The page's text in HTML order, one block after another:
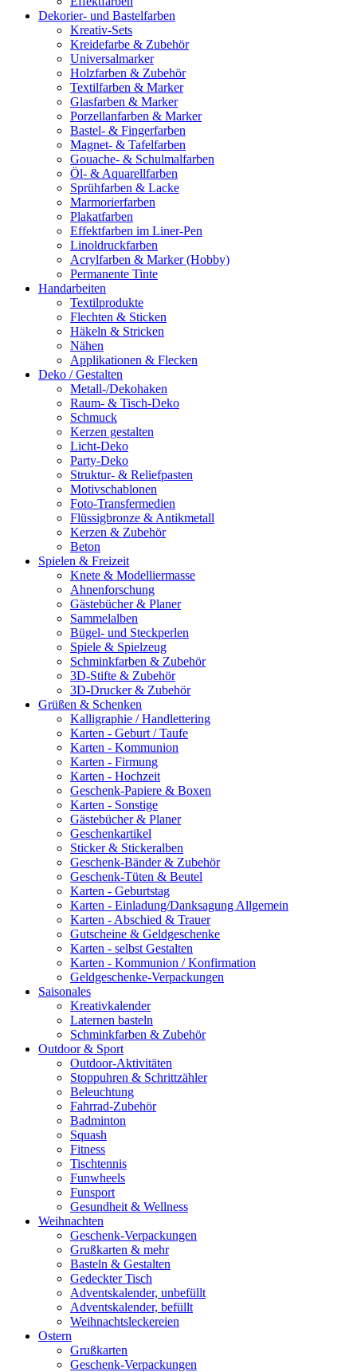
Dekorier- und Bastelfarben
Kreativ-Sets
Kreidefarbe & Zubehör
Universalmarker
Holzfarben & Zubehör
Textilfarben & Marker
Glasfarben & Marker
Porzellanfarben & Marker
Bastel- & Fingerfarben
Magnet- & Tafelfarben
Gouache- & Schulmalfarben
Öl- & Aquarellfarben
Sprühfarben & Lacke
Marmorierfarben
Plakatfarben
Effektfarben im Liner-Pen
Linoldruckfarben
Acrylfarben & Marker (Hobby)
Permanente Tinte
Handarbeiten
Textilprodukte
Flechten & Sticken
Häkeln & Stricken
Nähen
Applikationen & Flecken
Deko / Gestalten
Metall-/Dekohaken
Raum- & Tisch-Deko
Schmuck
Kerzen gestalten
Licht-Deko
Party-Deko
Struktur- & Reliefpasten
Motivschablonen
Foto-Transfermedien
Flüssigbronze & Antikmetall
Kerzen & Zubehör
Beton
Spielen & Freizeit
Knete & Modelliermasse
Ahnenforschung
Gästebücher & Planer
Sammelalben
Bügel- und Steckperlen
Spiele & Spielzeug
Schminkfarben & Zubehör
3D-Stifte & Zubehör
3D-Drucker & Zubehör
Grüßen & Schenken
Kalligraphie / Handlettering
Karten - Geburt / Taufe
Karten - Kommunion
Karten - Firmung
Karten - Hochzeit
Geschenk-Papiere & Boxen
Karten - Sonstige
Gästebücher & Planer
Geschenkartikel
Sticker & Stickeralben
Geschenk-Bänder & Zubehör
Geschenk-Tüten & Beutel
Karten - Geburtstag
Karten - Einladung/Danksagung Allgemein
Karten - Abschied & Trauer
Gutscheine & Geldgeschenke
Karten - selbst Gestalten
Karten - Kommunion / Konfirmation
Geldgeschenke-Verpackungen
Saisonales
Kreativkalender
Laternen basteln
Schminkfarben & Zubehör
Outdoor & Sport
Outdoor-Aktivitäten
Stoppuhren & Schrittzähler
Beleuchtung
Fahrrad-Zubehör
Badminton
Squash
Fitness
Tischtennis
Funwheels
Funsport
Gesundheit & Wellness
Weihnachten
Geschenk-Verpackungen
Grußkarten & mehr
Basteln & Gestalten
Gedeckter Tisch
Adventskalender, unbefüllt
Adventskalender, befüllt
Weihnachtsleckereien
Ostern
Grußkarten
Geschenk-Verpackungen